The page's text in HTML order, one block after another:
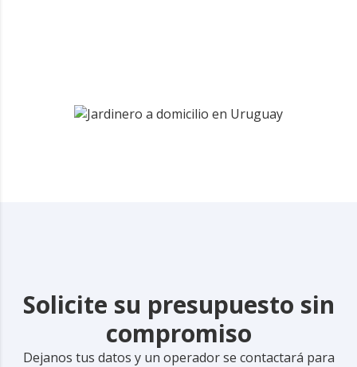
Solicite su presupuesto sin
compromiso
Dejanos tus datos y un operador se contactará para